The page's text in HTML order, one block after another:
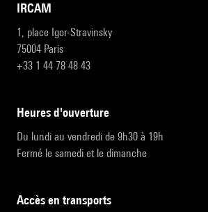
IRCAM
1, place Igor-Stravinsky
75004 Paris
+33 1 44 78 48 43
heures d'ouverture
Du lundi au vendredi de 9h30 à 19h
Fermé le samedi et le dimanche
accès en transports